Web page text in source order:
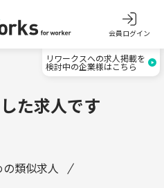
会員ログイン
リワークスへの求人掲載を
検討中の企業様はこちら
た求人です
類似求人